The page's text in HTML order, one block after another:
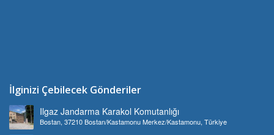
İlginizi Çebilecek Gönderiler
Ilgaz Jandarma Karakol Komutanlığı
Bostan, 37210 Bostan/Kastamonu Merkez/Kastamonu, Türkiye